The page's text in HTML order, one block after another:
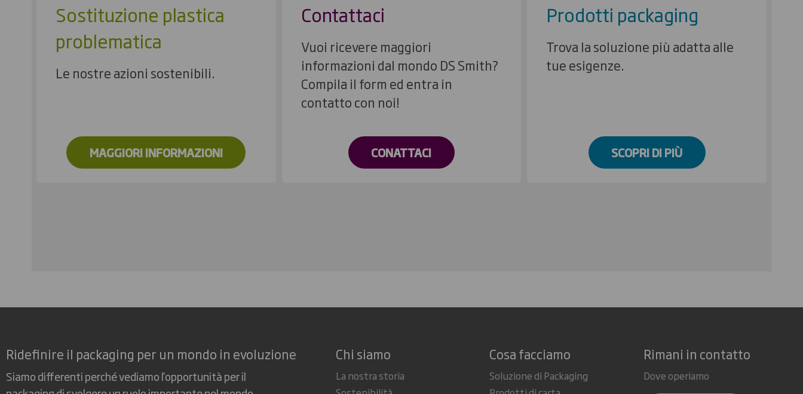
Sostituzione plastica
problematica
Le nostre azioni sostenibili.
MAGGIORI INFORMAZIONI
Contattaci
Vuoi ricevere maggiori
informazioni dal mondo DS Smith?
Compila il form ed entra in
contatto con noi!
CONATTACI
Prodotti packaging
Trova la soluzione più adatta alle
tue esigenze.
SCOPRI DI PIÙ
Ridefinire il packaging per un mondo in evoluzione
Siamo differenti perché vediamo l'opportunità per il
Chi siamo
La nostra storia
Cosa facciamo
Soluzione di Packaging
Rimani in contatto
Dove operiamo